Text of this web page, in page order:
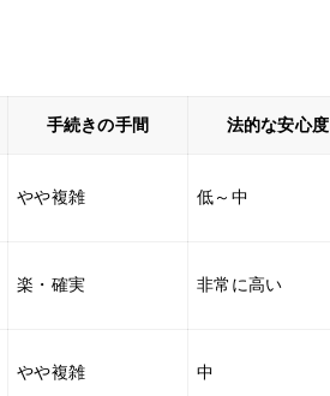
手続きの手間 法的な安心度
やや複雑 低～中
楽・確実 非常に高い
やや複雑 中